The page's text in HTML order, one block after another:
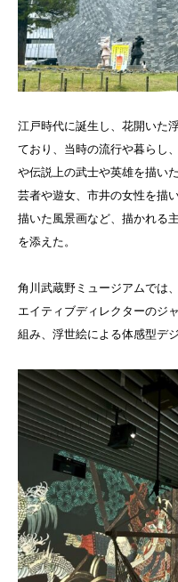
江戸時代に誕生し、花開いた
ており、当時の流行や暮らし
や伝説上の武士や英雄を描い
芸者や遊女、市井の女性を描
描いた風景画など、描かれる
を添えた。
角川武蔵野ミュージアムでは
エイティブディレクターのジ
組み、浮世絵による体感型デ